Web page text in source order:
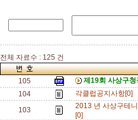
전체 자료수 : 125 건
105
제19회 사상구청
104
각클럽공지사항[0]
103
2013 년 사상구테
[0]